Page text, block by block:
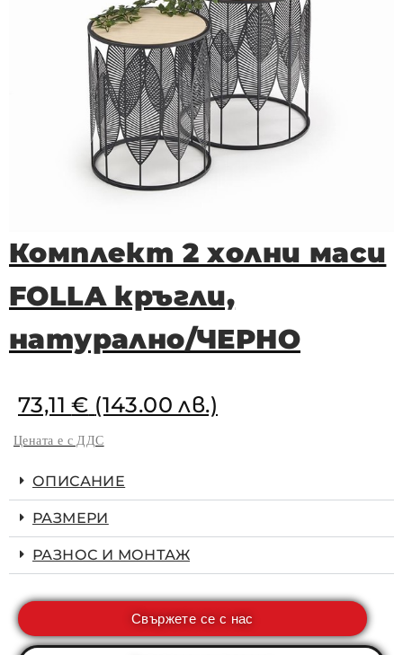
Комплект 2 холни маси
FOLLA кръгли,
натурално/ЧЕРНО
73,11€ (143.00 лв.)
Цената е с ДДС
ОПИСАНИЕ
РАЗМЕРИ
РАЗНОС И МОНТАЖ
Свържете се с нас